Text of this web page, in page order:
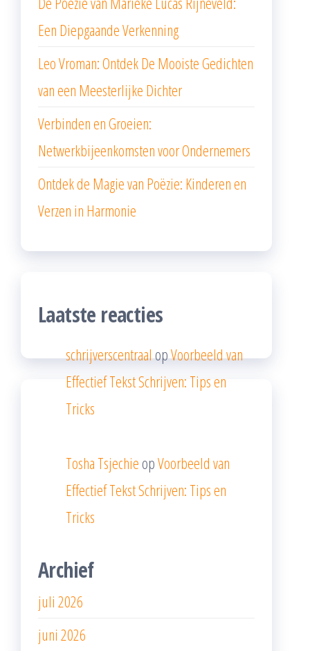
Een Diepgaande Verkenning
Leo Vroman: Ontdek De Mooiste Gedichten
van een Meesterlijke Dichter
Verbinden en Groeien:
Netwerkbijeenkomsten voor Ondernemers
Ontdek de Magie van Poëzie: Kinderen en
Verzen in Harmonie
Laatste reacties
schrijverscentraalopVoorbeeld van
Effectief Tekst Schrijven: Tips en
Tricks
Tosha Tsjechie opVoorbeeld van
Effectief Tekst Schrijven: Tips en
Tricks
Archief
juli 2026
juni 2026